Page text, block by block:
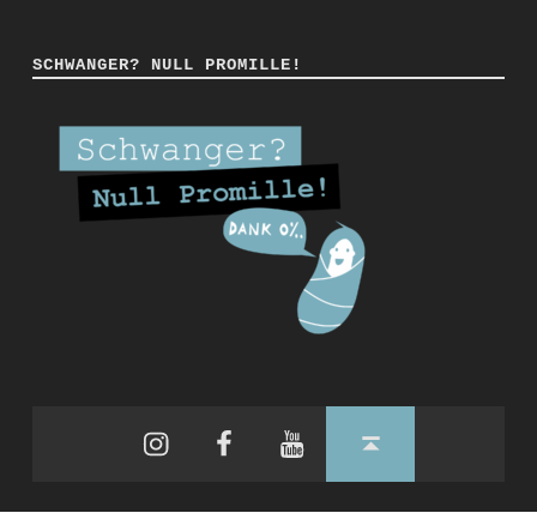
SCHWANGER? NULL PROMILLE!
FacebookYouTubeBack to top ↑